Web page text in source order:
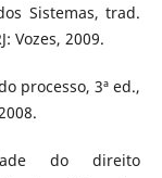
Sistemas, trad.
Vozes, 2009.
processo, 3ª ed.,
do direito